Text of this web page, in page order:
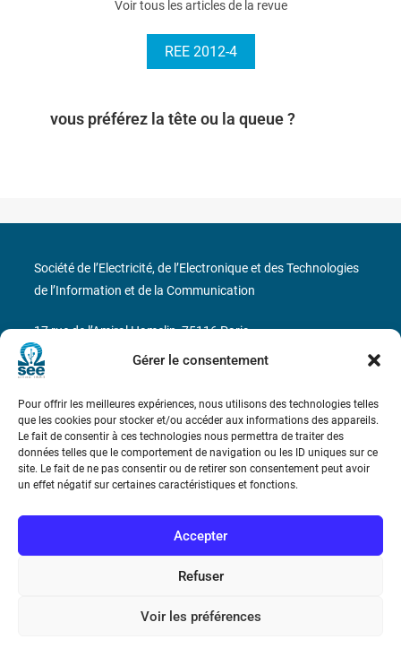
Gérer le consentement
Pour offrir les meilleures expériences, nous utilisons des technologies telles
que les cookies pour stocker et/ou accéder aux informations des appareils.
Le fait de consentir à ces technologies nous permettra de traiter des
données telles que le comportement de navigation ou les ID uniques sur ce
site. Le fait de ne pas consentir ou de retirer son consentement peut avoir
un effet négatif sur certaines caractéristiques et fonctions.
Accepter
Refuser
Voir les préférences
Voir tous les articles de la revue
REE 2012-4
vous préférez la tête ou la queue ?
Bicentenaire des découvertes d’André-
Conditions Générales de Vente
Société de l’Electricité, de l’Electronique et des Technologies
de l’Information et de la Communication
17 rue de l’Amiral Hamelin75116 Paris
Métro : « Boissière » Ligne 6 et « Iéna » Ligne 9
Téléphone : (+33) 1 56 90 37 17
N° de SIREN : 785 393 232, Code APE : 9412Z TVA intra-
communautaire : FR44 785 393 232